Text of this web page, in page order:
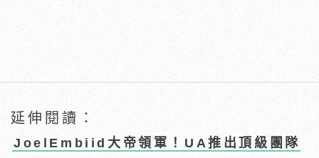
延伸閱讀：
JoelEmbiid大帝領軍！UA推出頂級團隊